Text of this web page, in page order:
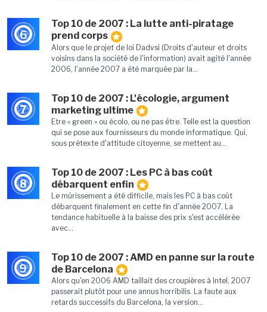
6
Top 10 de 2007 : La lutte anti-piratage
prend corps
Alors que le projet de loi Dadvsi (Droits d'auteur et droits
voisins dans la société de l'information) avait agité l'année
2006, l'année 2007 a été marquée par la...
7
Top 10 de 2007 : L'écologie, argument
marketing ultime
Etre « green » ou écolo, ou ne pas être. Telle est la question
qui se pose aux fournisseurs du monde informatique. Qui,
sous prétexte d'attitude citoyenne, se mettent au...
8
Top 10 de 2007 : Les PC à bas coût
débarquent enfin
Le mûrissement a été difficile, mais les PC à bas coût
débarquent finalement en cette fin d'année 2007. La
tendance habituelle à la baisse des prix s'est accélérée
avec...
9
Top 10 de 2007 : AMD en panne sur la route
de Barcelona
Alors qu'en 2006 AMD taillait des croupières à Intel, 2007
passerait plutôt pour une annus horribilis. La faute aux
retards successifs du Barcelona, la version...